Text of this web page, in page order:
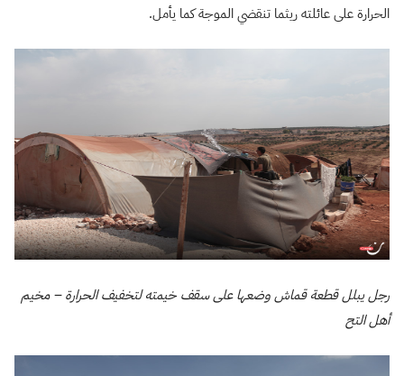
الحرارة على عائلته ريثما تنقضي الموجة كما يأمل.
رجل يبلل قطعة قماش وضعها على سقف خيمته لتخفيف الحرارة – مخيم
أهل التح